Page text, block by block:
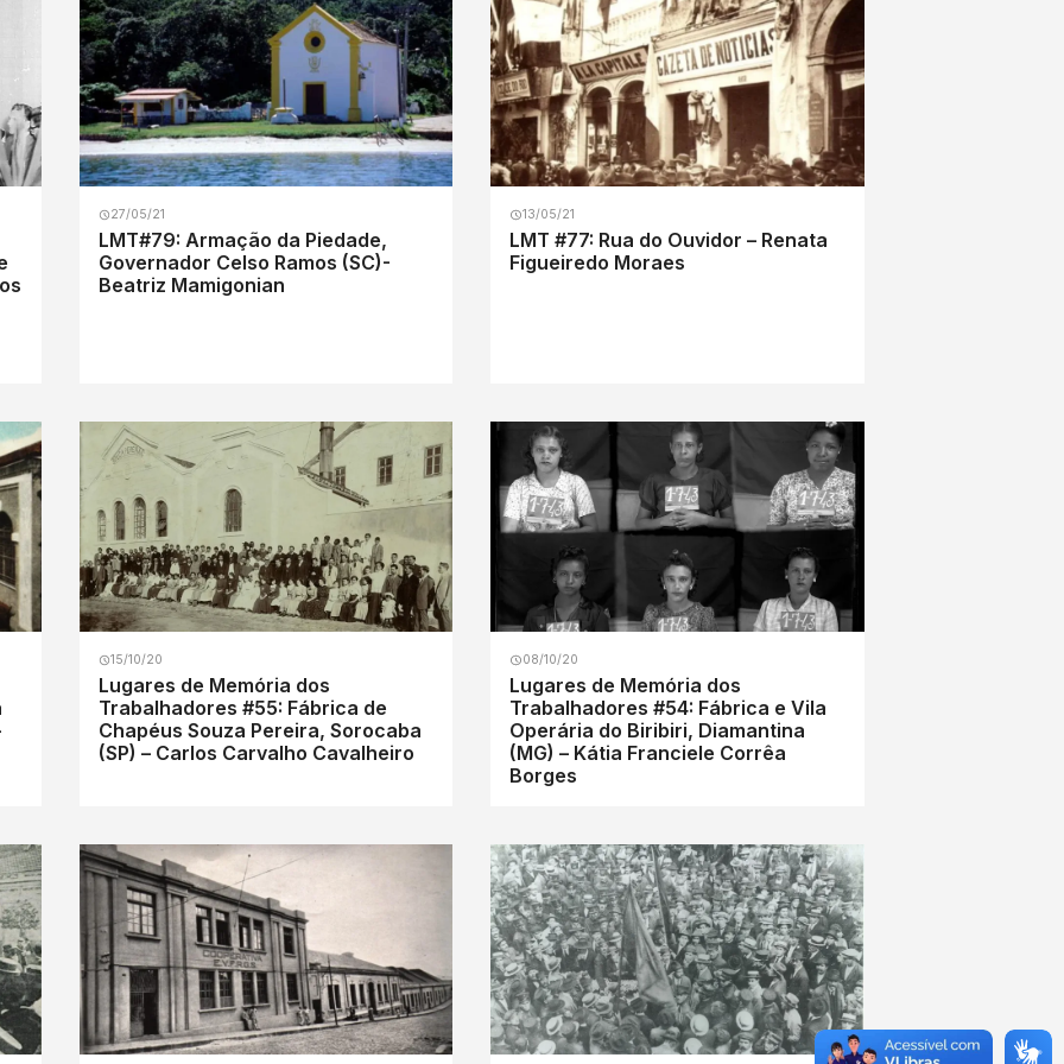
27/05/21
LMT#79: Armação da Piedade,
Governador Celso Ramos (SC)-
Beatriz Mamigonian
13/05/21
LMT #77: Rua do Ouvidor – Renata
Figueiredo Moraes
15/10/20
Lugares de Memória dos
Trabalhadores #55: Fábrica de
Chapéus Souza Pereira, Sorocaba
(SP) – Carlos Carvalho Cavalheiro
08/10/20
Lugares de Memória dos
Trabalhadores #54: Fábrica e Vila
Operária do Biribiri, Diamantina
(MG) – Kátia Franciele Corrêa
Borges